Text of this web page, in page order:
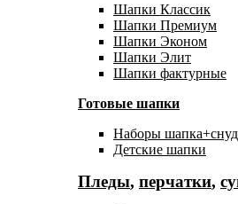
Шапки Классик
Шапки Премиум
Шапки Эконом
Шапки Элит
Шапки фактурные
Готовые шапки
Наборы шапка+снуд
Детские шапки
Пледы, перчатки,